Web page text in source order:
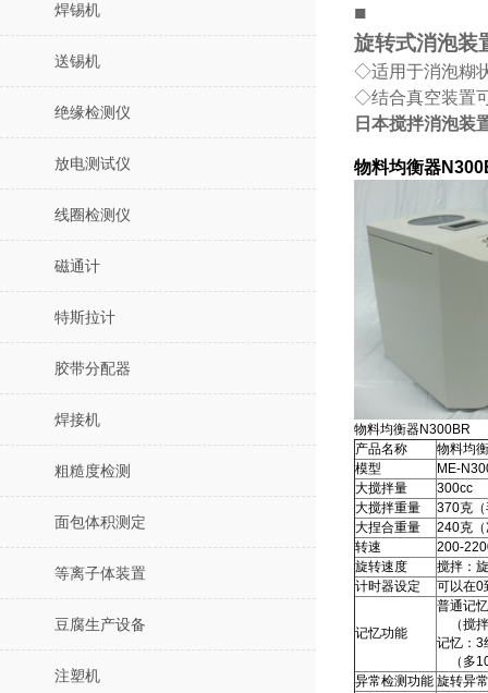
焊锡机
送锡机
绝缘检测仪
放电测试仪
线圈检测仪
磁通计
特斯拉计
胶带分配器
焊接机
粗糙度检测
面包体积测定
等离子体装置
豆腐生产设备
注塑机
■
旋转式消泡装
◇适用于消泡糊
◇结合真空装置
日本搅拌消泡装
物料均衡器
物料均衡器N300BR
产品名称
物料均
模型
ME-
大搅拌量
300cc
大搅拌重量
370克
大捏合重量
240克
转速
200-
旋转速度
搅拌：
计时器设定
可以在0
记忆功能
普通记
（搅
记忆：3
（多
异常检测功能 旋转异